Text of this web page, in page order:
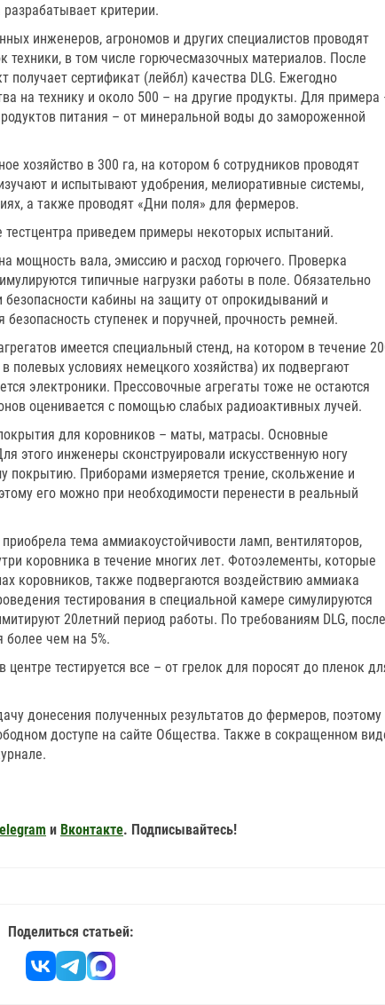
критерии.
инженеров, агрономов и других специалистов проводят
техники, в том числе горюче­смазочных материалов. После
сертификат (лейбл) качества DLG. Ежегодно
на технику и около 500 – на другие продукты. Для примера
питания – от минеральной воды до замороженной
хозяйство в 300 га, на котором 6 сотрудников проводят
и испытывают удобрения, мелиоративные системы,
а также проводят «Дни поля» для фермеров.
тест­центра приведем примеры некоторых испытаний.
мощность вала, эмиссию и расход горючего. Проверка
типичные нагрузки работы в поле. Обязательно
безопасности кабины на защиту от опрокидываний и
ступенек и поручней, прочность ремней.
имеется специальный стенд, на котором в течение
полевых условиях немецкого хозяйства) их подвергают
электроники. Прессовочные агрегаты тоже не остаются
оценивается с помощью слабых радиоактивных лучей.
для коровников – маты, матрасы. Основные
этого инженеры сконструировали искусственную ногу
покрытию. Приборами измеряется трение, скольжение и
его можно при необходимости перенести в реальный
тема аммиако­устойчивости ламп, вентиляторов,
коровника в течение многих лет. Фотоэлементы, которые
коровников, также подвергаются воздействию аммиака
тестирования в специальной камере симулируются
20­летний период работы. По требованиям DLG, после
более чем на 5%.
тестируется все – от грелок для поросят до пленок
донесения полученных результатов до фермеров, поэтому
доступе на сайте Общества. Также в сокращенном
и Вконтакте. Подписывайтесь!
Поделиться статьей: